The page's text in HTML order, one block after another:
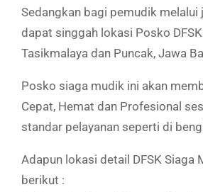
Sedangkan bagi pemudik melalui
dapat singgah lokasi Posko
Tasikmalaya dan Puncak, Jawa
Posko siaga mudik ini akan
Cepat, Hemat dan Profesional
standar pelayanan seperti di
Adapun lokasi detail DFSK Siaga
berikut :